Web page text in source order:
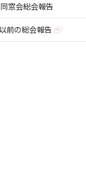
窓会総会報告
前の総会報告